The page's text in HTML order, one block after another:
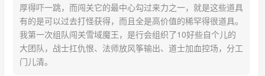
厚得吓一跳，而闯关它的最中心勾过来力之一，就是这些道具
有的是可以过去打怪获得，而且全是高价值的稀罕得很道具。
我第一次组队闯关雪域魔王，是行会组织了10好些自个儿的
大团队，战士扛仇恨、法师放风筝输出、道士加血控场，分工
门儿清。